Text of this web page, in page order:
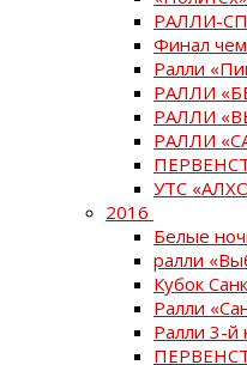
РАЛЛИ-
Финал
Ралли
РАЛЛИ
РАЛЛИ
РАЛЛИ
УТС
2016
Белые
ралли
Кубок
Ралли
Ралли 3-й